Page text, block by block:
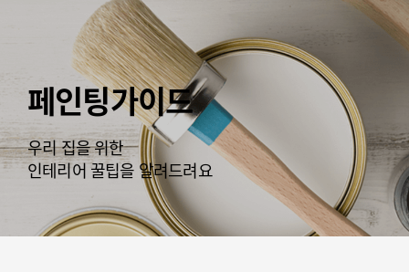
페인팅가이드
우리 집을 위한
인테리어 꿀팁을 알려드려요